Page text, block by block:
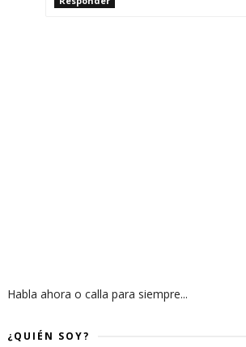
Habla ahora o calla para siempre...
¿QUIÉN SOY?